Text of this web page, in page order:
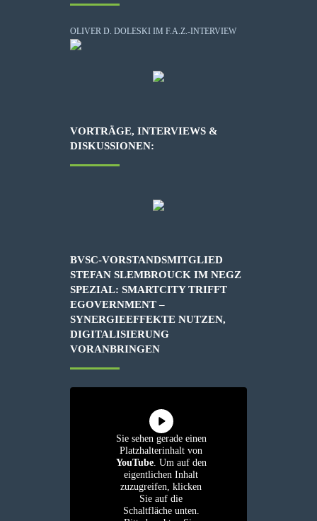
OLIVER D. DOLESKI IM F.A.Z.-INTERVIEW
VORTRÄGE, INTERVIEWS &
DISKUSSIONEN:
BVSC-VORSTANDSMITGLIED
STEFAN SLEMBROUCK IM NEGZ
SPEZIAL: SMARTCITY TRIFFT
EGOVERNMENT –
SYNERGIEEFFEKTE NUTZEN,
DIGITALISIERUNG
VORANBRINGEN
Sie sehen gerade einen
Platzhalterinhalt von
YouTube. Um auf den
eigentlichen Inhalt
zuzugreifen, klicken
Sie auf die
Schaltfläche unten.